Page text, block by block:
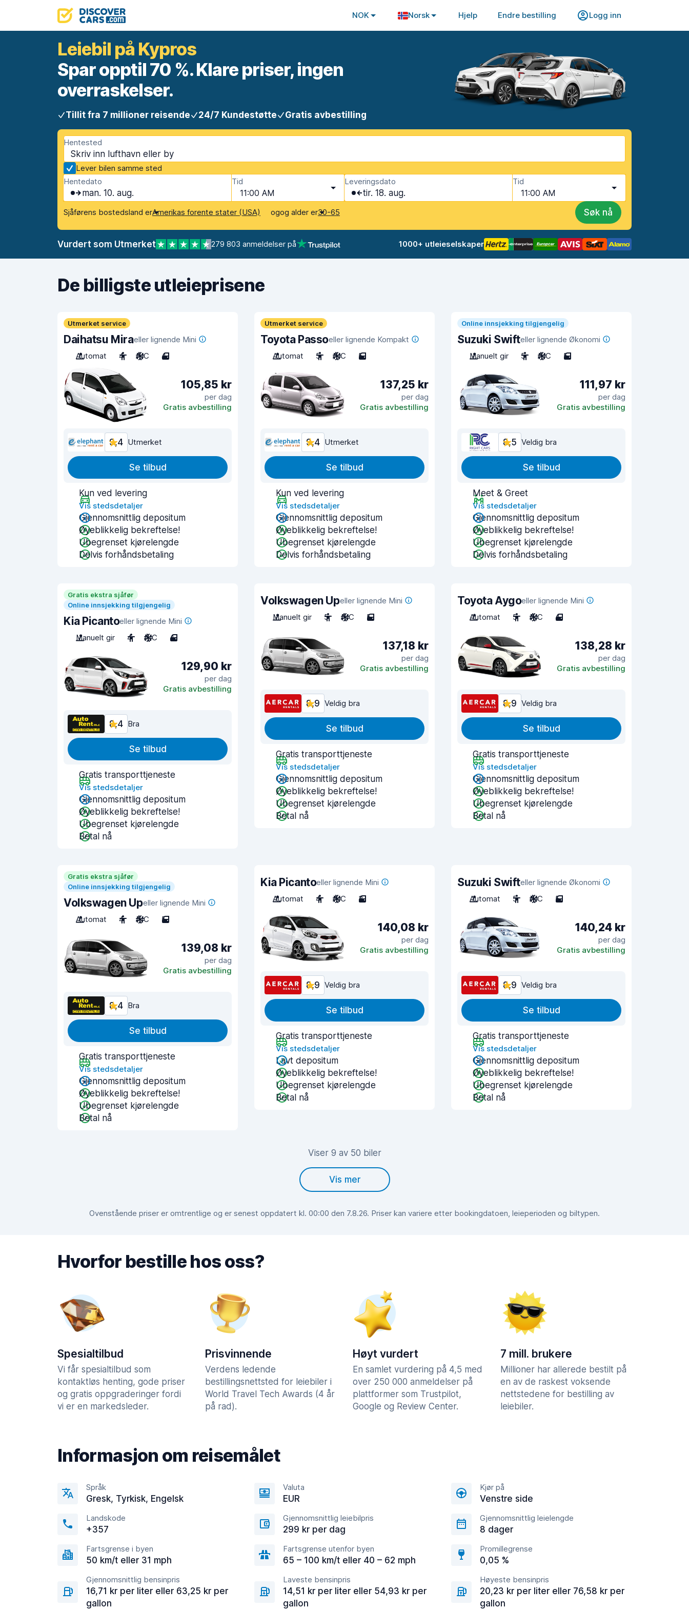
NOK Norsk Hjelp Endre bestilling Logg inn
Leiebil på Kypros
Spar opptil 70 %. Klare priser, ingen
overraskelser.
Tillit fra 7 millioner reisende 24/7 Kundestøtte Gratis avbestilling
Hentested
Lever bilen samme sted
Hentedato
man. 10. aug.
Tid
11:00 AM
Leveringsdato
tir. 18. aug.
Tid
11:00 AM
Sjåførens bostedsland erAmerikas forente stater (USA) ogog alder er30-65 Søk nå
Vurdert som Utmerket 279 803 anmeldelser på 1000+ utleieselskaper
De billigste utleieprisene
Utmerket service
Daihatsu Miraeller lignende Mini
Automat
4 A/C 4
105,85 kr
per dag
Gratis avbestilling
9,4 Utmerket
Se tilbud
Kun ved levering
Vis stedsdetaljer
Gjennomsnittlig depositum
Øyeblikkelig bekreftelse!
Ubegrenset kjørelengde
Delvis forhåndsbetaling
Utmerket service
Toyota Passoeller lignende Kompakt
Automat
5 A/C 5
137,25 kr
per dag
Gratis avbestilling
9,4 Utmerket
Se tilbud
Kun ved levering
Vis stedsdetaljer
Gjennomsnittlig depositum
Øyeblikkelig bekreftelse!
Ubegrenset kjørelengde
Delvis forhåndsbetaling
Online innsjekking tilgjengelig
Suzuki Swifteller lignende Økonomi
Manuelt gir
5 A/C 5
111,97 kr
per dag
Gratis avbestilling
8,5 Veldig bra
Se tilbud
Meet & Greet
Vis stedsdetaljer
Gjennomsnittlig depositum
Øyeblikkelig bekreftelse!
Ubegrenset kjørelengde
Delvis forhåndsbetaling
Gratis ekstra sjåfør
Online innsjekking tilgjengelig
Kia Picantoeller lignende Mini
Manuelt gir
4 A/C 4
129,90 kr
per dag
Gratis avbestilling
8,4 Bra
Se tilbud
Gratis transporttjeneste
Vis stedsdetaljer
Gjennomsnittlig depositum
Øyeblikkelig bekreftelse!
Ubegrenset kjørelengde
Betal nå
Volkswagen Upeller lignende Mini
Manuelt gir
5 A/C 5
137,18 kr
per dag
Gratis avbestilling
8,9 Veldig bra
Se tilbud
Gratis transporttjeneste
Vis stedsdetaljer
Gjennomsnittlig depositum
Øyeblikkelig bekreftelse!
Ubegrenset kjørelengde
Betal nå
Toyota Aygoeller lignende Mini
Automat
5 A/C 4
138,28 kr
per dag
Gratis avbestilling
8,9 Veldig bra
Se tilbud
Gratis transporttjeneste
Vis stedsdetaljer
Gjennomsnittlig depositum
Øyeblikkelig bekreftelse!
Ubegrenset kjørelengde
Betal nå
Gratis ekstra sjåfør
Online innsjekking tilgjengelig
Volkswagen Upeller lignende Mini
Automat
4 A/C 5
139,08 kr
per dag
Gratis avbestilling
8,4 Bra
Se tilbud
Gratis transporttjeneste
Vis stedsdetaljer
Gjennomsnittlig depositum
Øyeblikkelig bekreftelse!
Ubegrenset kjørelengde
Betal nå
Kia Picantoeller lignende Mini
Automat
4 A/C 3
140,08 kr
per dag
Gratis avbestilling
8,9 Veldig bra
Se tilbud
Gratis transporttjeneste
Vis stedsdetaljer
Lavt depositum
Øyeblikkelig bekreftelse!
Ubegrenset kjørelengde
Betal nå
Suzuki Swifteller lignende Økonomi
Automat
5 A/C 5
140,24 kr
per dag
Gratis avbestilling
8,9 Veldig bra
Se tilbud
Gratis transporttjeneste
Vis stedsdetaljer
Gjennomsnittlig depositum
Øyeblikkelig bekreftelse!
Ubegrenset kjørelengde
Betal nå
Viser 9 av 50 biler
Vis mer
Ovenstående priser er omtrentlige og er senest oppdatert kl. 00:00 den 7.8.26. Priser kan variere etter bookingdatoen, leieperioden og biltypen.
Hvorfor bestille hos oss?
Spesialtilbud
Vi får spesialtilbud som
kontaktløs henting, gode priser
og gratis oppgraderinger fordi
vi er en markedsleder.
Prisvinnende
Verdens ledende
bestillingsnettsted for leiebiler i
World Travel Tech Awards (4 år
på rad).
Høyt vurdert
En samlet vurdering på 4,5 med
over 250 000 anmeldelser på
plattformer som Trustpilot,
Google og Review Center.
7 mill. brukere
Millioner har allerede bestilt på
en av de raskest voksende
nettstedene for bestilling av
leiebiler.
Informasjon om reisemålet
Språk
Gresk, Tyrkisk, Engelsk
Valuta
EUR
Kjør på
Venstre side
Landskode
+357
Gjennomsnittlig leiebilpris
299 kr per dag
Gjennomsnittlig leielengde
8 dager
Fartsgrense i byen
50 km/t eller 31 mph
Fartsgrense utenfor byen
65 – 100 km/t eller 40 – 62 mph
Promillegrense
0,05 %
Gjennomsnittlig bensinpris
16,71 kr per liter eller 63,25 kr per
gallon
Laveste bensinpris
14,51 kr per liter eller 54,93 kr per
gallon
Høyeste bensinpris
20,23 kr per liter eller 76,58 kr per
gallon